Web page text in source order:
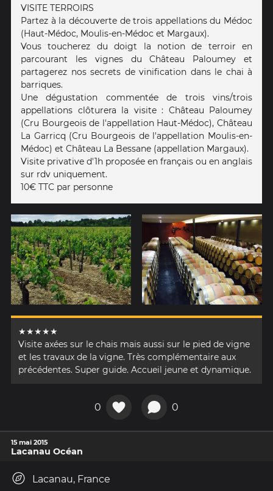
VISITE TERROIRS
Partez à la découverte de trois appellations du Médoc
(Haut-Médoc, Moulis-en-Médoc et Margaux).
Vous toucherez du doigt la notion de terroir en
parcourant les vignes du Château Paloumey et
partagerez nos secrets de vinification dans le chai à
barriques.
Une dégustation commentée de trois vins/trois
appellations clôturera la visite : Château Paloumey
(Cru Bourgeois de l'appellation Haut-Médoc), Château
La Garricq (Cru Bourgeois de l'appellation Moulis-en-
Médoc) et Château La Bessane (appellation Margaux).
Visite privative d'1h proposée en français ou en anglais
sur rdv uniquement.
10€ TTC par personne
★★★★★
Visite axées sur le chais mais aussi sur le pied de vigne
et les travaux de la vigne. Très complémentaire aux
précédentes. Super guide. Accueil jeune et dynamique.
0 0
15 mai 2015
Lacanau Océan
Lacanau, France